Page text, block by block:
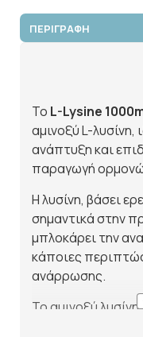
ΠΕΡΙΓΡΑΦΗ
Το L-Lysine 1000
αμινοξύ L-λυσίνη,
ανάπτυξη και
παραγωγή
Η λυσίνη, βάσει
σημαντικά στην
μπλοκάρει την
κάποιες
ανάρρωσης.
Το αμινοξύ